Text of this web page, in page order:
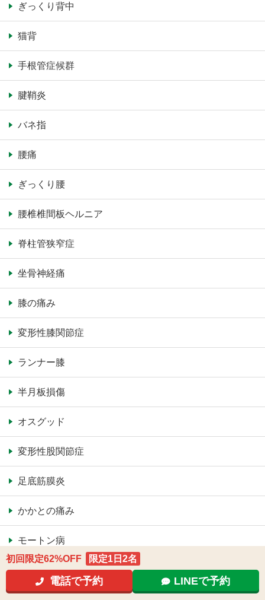
ぎっくり背中
猫背
手根管症候群
腱鞘炎
バネ指
腰痛
ぎっくり腰
腰椎椎間板ヘルニア
脊柱管狭窄症
坐骨神経痛
膝の痛み
変形性膝関節症
ランナー膝
半月板損傷
オスグッド
変形性股関節症
足底筋膜炎
かかとの痛み
モートン病
足指のシビレ痛み
初回限定62%OFF 限定1日2名
電話で予約 LINEで予約